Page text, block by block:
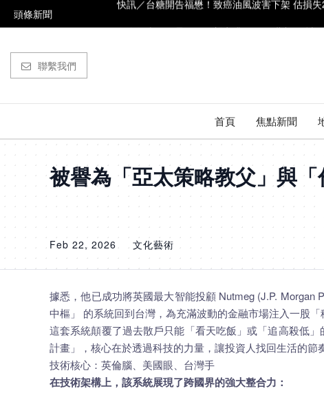
頭條新聞
快訊／台糖開告福懋！致癌油風波害下架 估損
聯繫我們
首頁 焦點新聞
被譽為「亞太策略教父」與
Feb 22, 2026 文化藝術
據悉，他已成功將英國最大智能投顧 Nutmeg (J.P.
中樞」 的系統回到台灣，為充滿波動的金融市場注入一股「
這套系統顛覆了過去散戶只能「看天吃飯」或「追高殺低
計畫」，核心在於透過科技的力量，讓投資人找回生活的節奏
技術核心：英倫腦、美國眼、台灣手
在技術架構上，該系統展現了跨國界的強大整合力：